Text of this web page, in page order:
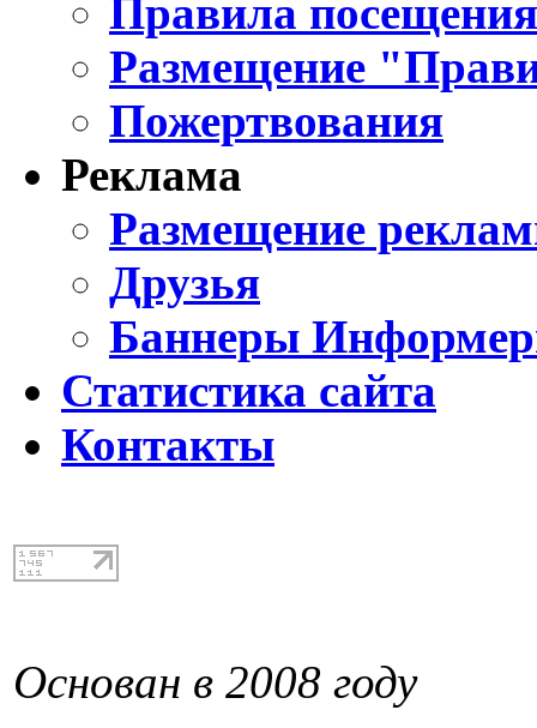
Правила
Размещение
Пожертвования
Реклама
Размещение
Друзья
Баннеры
Статистика сайта
Контакты
Основан в 2008 году